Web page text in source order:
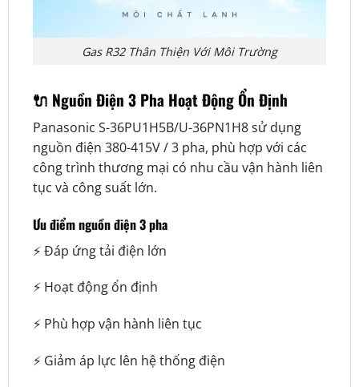
Gas R32 Thân Thiện Với Môi Trường
🔌 Nguồn Điện 3 Pha Hoạt Động Ổn Định
Panasonic S-36PU1H5B/U-36PN1H8 sử dụng
nguồn điện 380-415V / 3 pha, phù hợp với các
công trình thương mại có nhu cầu vận hành liên
tục và công suất lớn.
Ưu điểm nguồn điện 3 pha
⚡ Đáp ứng tải điện lớn
⚡ Hoạt động ổn định
⚡ Phù hợp vận hành liên tục
⚡ Giảm áp lực lên hệ thống điện